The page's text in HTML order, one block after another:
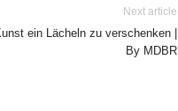
Next article
ein Lächeln zu verschenken |
By MDBR